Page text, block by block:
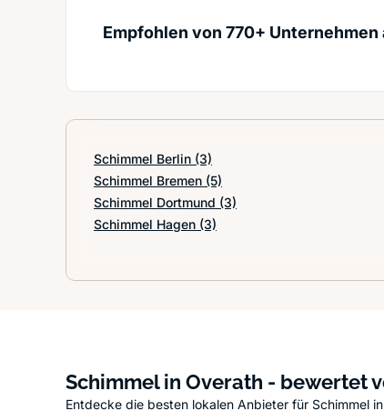
Empfohlen von 770+ Unternehmen
Schimmel Berlin (3)
Schimmel Bremen (5)
Schimmel Dortmund (3)
Schimmel Hagen (3)
Schimmel in Overath - bewertet
Entdecke die besten lokalen Anbieter für Schimmel